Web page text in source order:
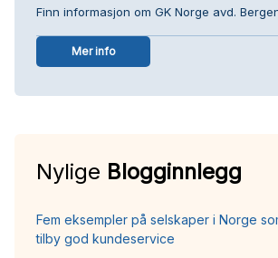
Finn informasjon om GK Norge avd.
Mer info
Nylige Blogginnlegg
Fem eksempler på selskaper i Norge
tilby god kundeservice